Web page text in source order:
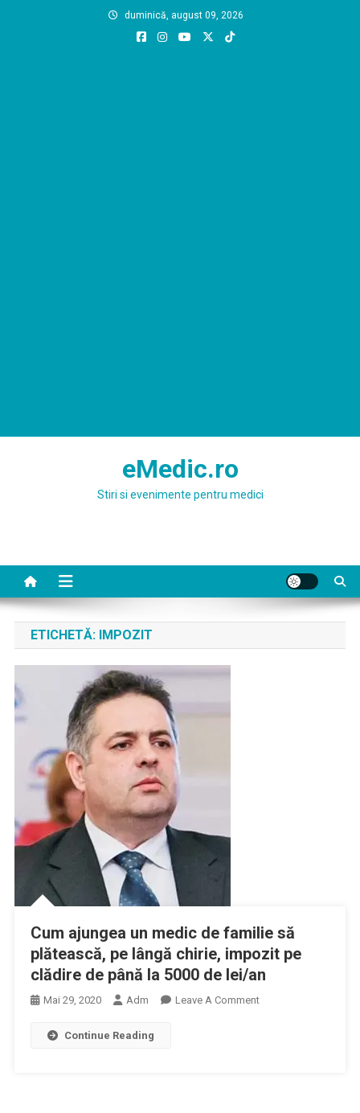
duminică, august 09, 2026
eMedic.ro
Stiri si evenimente pentru medici
ETICHETĂ: IMPOZIT
Cum ajungea un medic de familie să
plătească, pe lângă chirie, impozit pe
clădire de până la 5000 de lei/an
Mai 29, 2020 Adm Leave A CommentOn
Continue Reading